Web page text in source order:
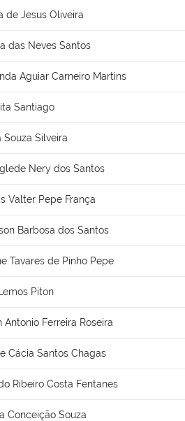
de Jesus Oliveira
das Neves Santos
Aguiar Carneiro Martins
Santiago
Souza Silveira
Nery dos Santos
Valter Pepe França
Barbosa dos Santos
Tavares de Pinho Pepe
Piton
Antonio Ferreira Roseira
Cácia Santos Chagas
Ribeiro Costa Fentanes
Conceição Souza